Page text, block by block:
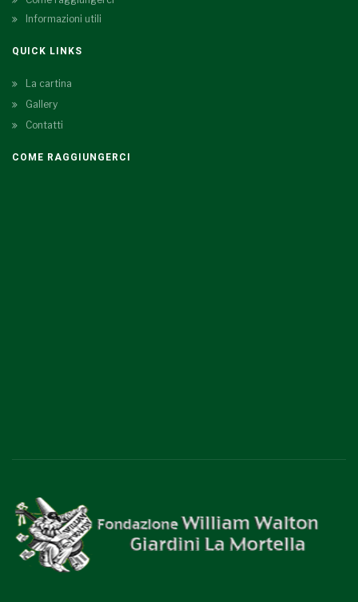
Informazioni utili
QUICK LINKS
La cartina
Gallery
Contatti
COME RAGGIUNGERCI